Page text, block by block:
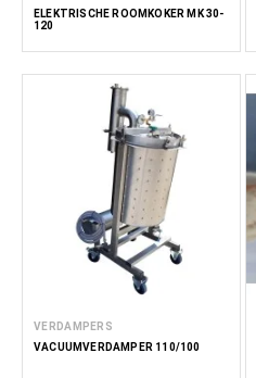
ELEKTRISCHE ROOMKOKER MK 30-
120
VERDAMPERS
VACUÜMVERDAMPER 110/100